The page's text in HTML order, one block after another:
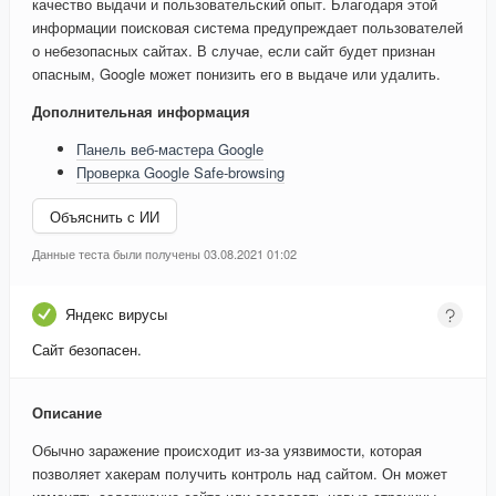
качество выдачи и пользовательский опыт. Благодаря этой
информации поисковая система предупреждает пользователей
о небезопасных сайтах. В случае, если сайт будет признан
опасным, Google может понизить его в выдаче или удалить.
Дополнительная информация
Панель веб-мастера Google
Проверка Google Safe-browsing
Объяснить с ИИ
Данные теста были получены 03.08.2021 01:02
Яндекс вирусы
Сайт безопасен.
Описание
Обычно заражение происходит из-за уязвимости, которая
позволяет хакерам получить контроль над сайтом. Он может